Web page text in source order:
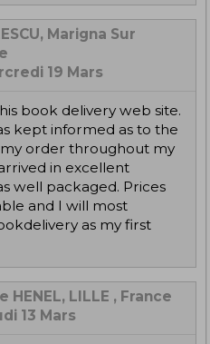
Marigna Sur
19 Mars
kept informed as to the
order throughout my
in excellent
well packaged. Prices
and I will most
as my first
HENEL, LILLE , France
13 Mars